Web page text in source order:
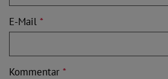
E-Mail *
Kommentar *